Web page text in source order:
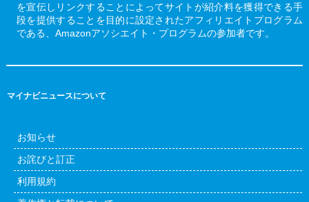
を宣伝しリンクすることによってサイトが紹介料を獲得できる手
段を提供することを目的に設定されたアフィリエイトプログラム
である、Amazonアソシエイト・プログラムの参加者です。
マイナビニュースについて
お知らせ
お詫びと訂正
利用規約